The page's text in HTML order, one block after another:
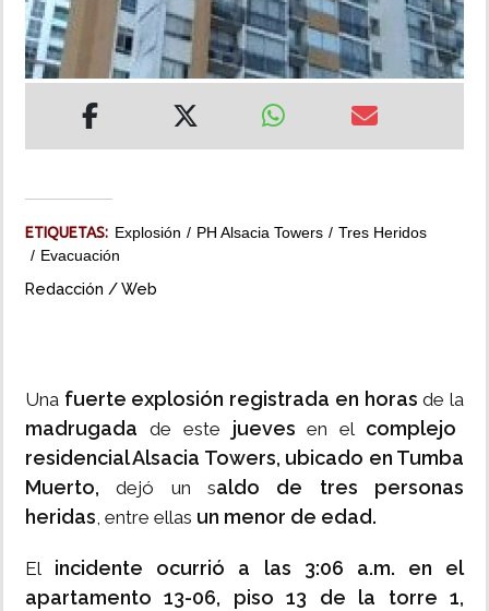
MULTIMEDIA
ETIQUETAS: Explosión PH Alsacia Towers
Tres Heridos
Evacuación
Redacción / Web
Una fuerte explosión registrada en horasde la
madrugada de este jueves en el complejo
residencial Alsacia Towers, ubicado en Tumba
Muerto, dejó un saldo de tres personas
heridas, entre ellas un menor de edad.
El incidente ocurrió a las 3:06 a.m. en el
apartamento 13-06, piso 13 de la torre 1,